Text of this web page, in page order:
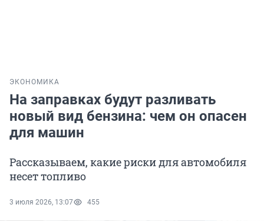
ЭКОНОМИКА
На заправках будут разливать
новый вид бензина: чем он опасен
для машин
Рассказываем, какие риски для автомобиля
несет топливо
3 июля 2026, 13:07 455